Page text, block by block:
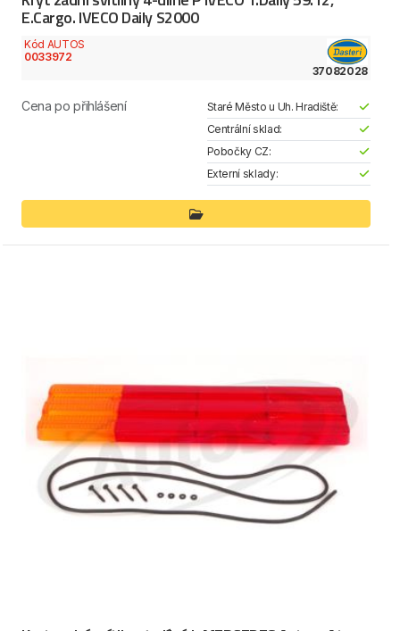
E.Cargo. IVECO Daily S2000
Kód AUTOS
0033972
37082028
Cena po přihlášení
Staré Město u Uh. Hradiště:
Centrální sklad:
Pobočky CZ:
Externí sklady: